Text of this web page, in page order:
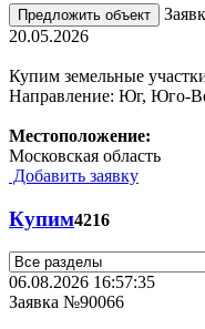
Предложить объект
20.05.2026
Купим земельные
Направление: Юг, Юго-
Местоположение:
Московская область
Добавить заявку
Купим4216
06.08.2026 16:57:35
Заявка №90066